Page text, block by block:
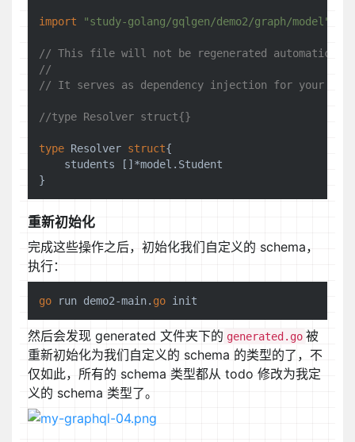
import "study-golang/gqlgen/demo2/graph/model"
// This file will not be regenerated
//
// It serves as dependency injection for your app,
//type Resolver struct{}
type Resolver struct{
    students []*model.Student
重新初始化
完成这些操作之后，初始化我们自定义的 schema，
执行：
go run demo2-main. go
然后会发现 generated 文件夹下的 generated.go 被
重新初始化为我们自定义的 schema 的类型的了，不
仅如此，所有的 schema 类型都从 todo 修改为我定
义的 schema 类型了。